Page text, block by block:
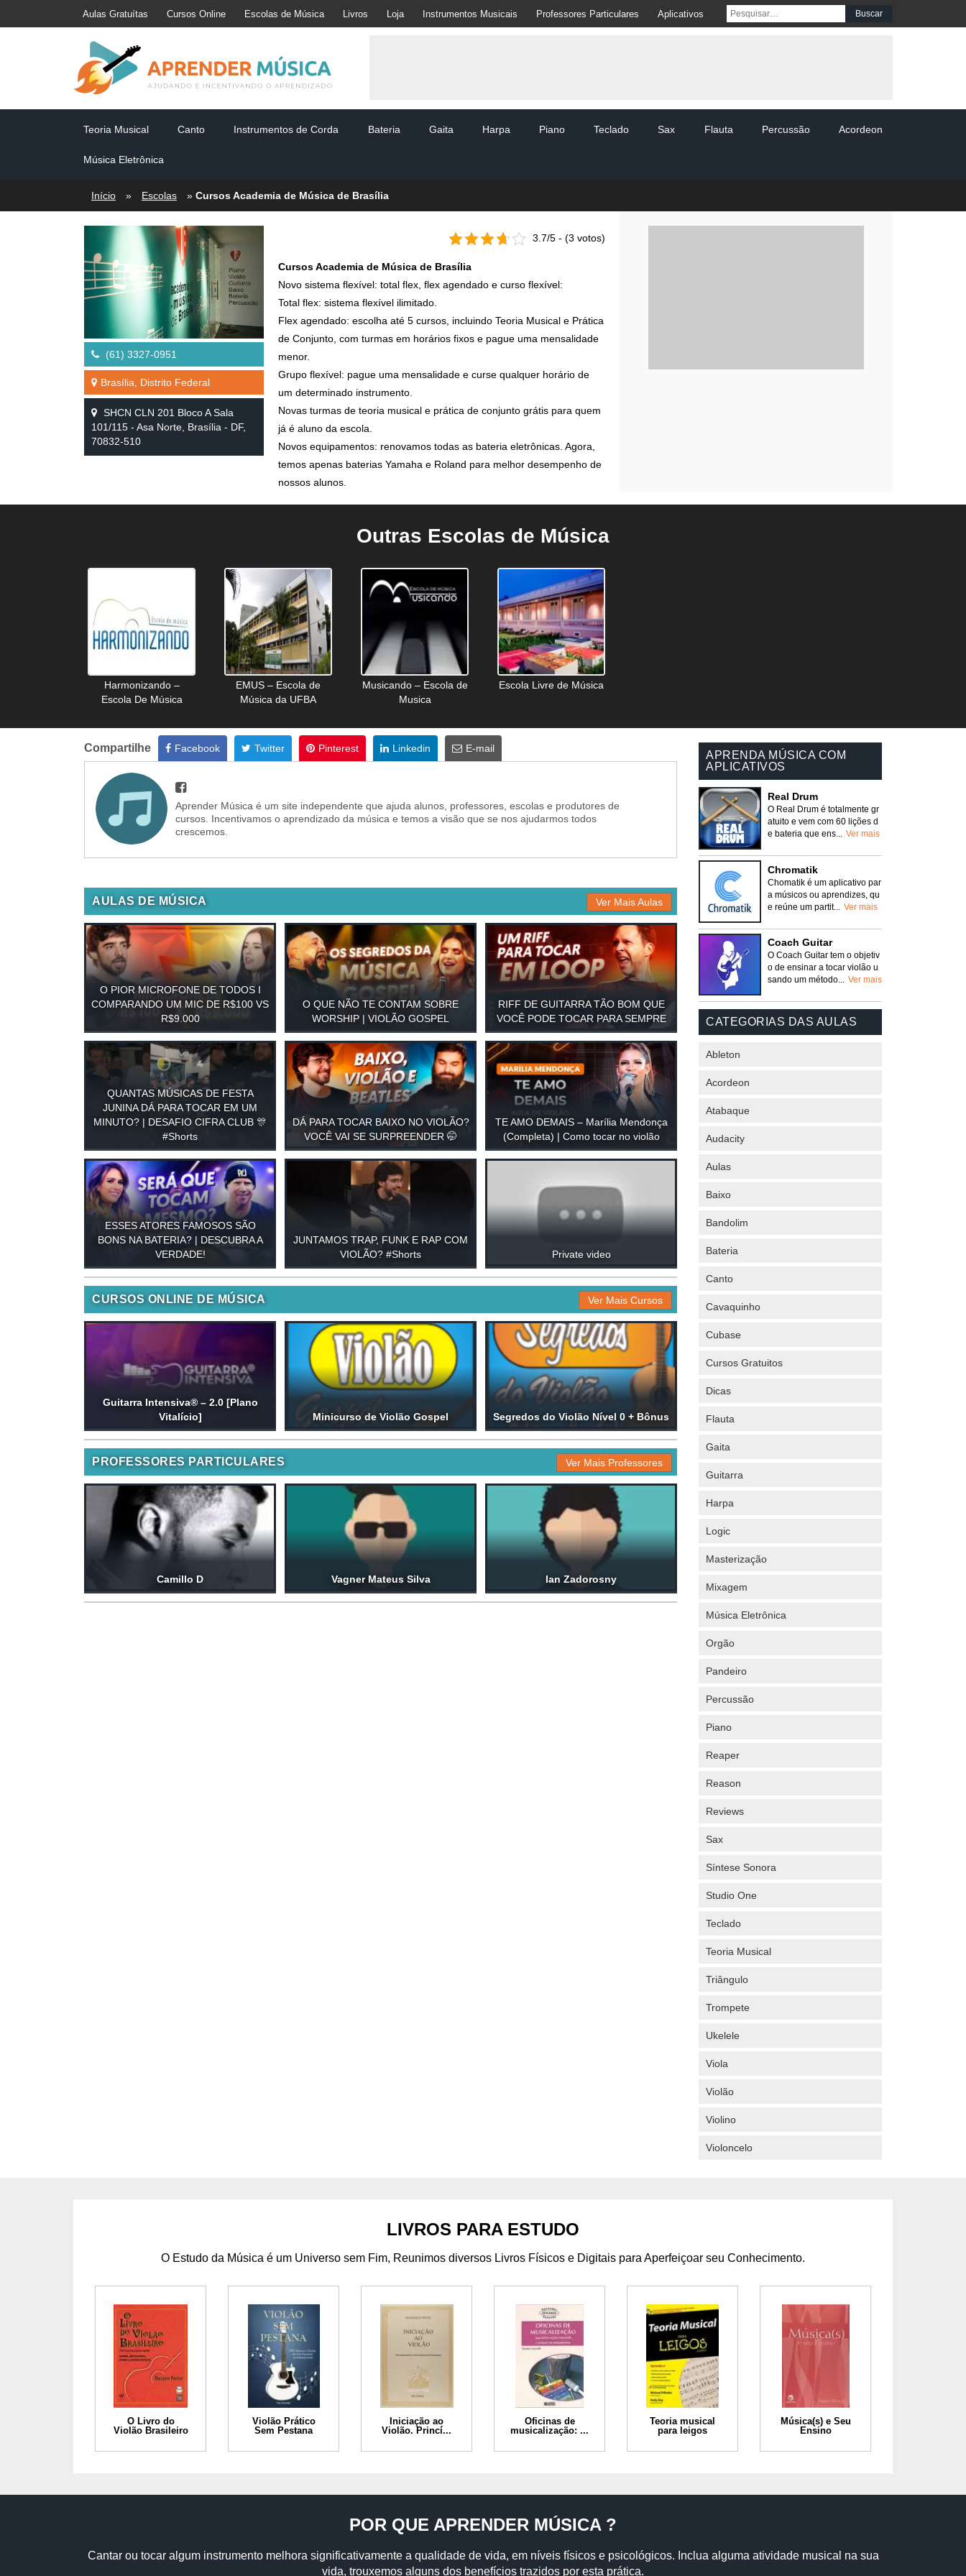
Aulas Gratuítas Cursos Online Escolas de Música Livros Loja Instrumentos Musicais Professores Particulares Aplicativos Pesquisar por:
Teoria Musical Canto Instrumentos de Corda Bateria Gaita Harpa Piano Teclado Sax Flauta Percussão Acordeon
Música Eletrônica
Início » Escolas » Cursos Academia de Música de Brasília
(61) 3327-0951
Brasília, Distrito Federal
SHCN CLN 201 Bloco A Sala
101/115 - Asa Norte, Brasília - DF,
70832-510
3.7/5 - (3 votos)
Cursos Academia de Música de Brasília
Novo sistema flexível: total flex, flex agendado e curso flexível:
Total flex: sistema flexível ilimitado.
Flex agendado: escolha até 5 cursos, incluindo Teoria Musical e Prática
de Conjunto, com turmas em horários fixos e pague uma mensalidade
menor.
Grupo flexível: pague uma mensalidade e curse qualquer horário de
um determinado instrumento.
Novas turmas de teoria musical e prática de conjunto grátis para quem
já é aluno da escola.
​Novos equipamentos: renovamos todas as bateria eletrônicas. Agora,
temos apenas baterias Yamaha e Roland para melhor desempenho de
nossos alunos.
Outras Escolas de Música
Harmonizando –
Escola De Música
EMUS – Escola de
Música da UFBA
Musicando – Escola de
Musica
Escola Livre de Música
Compartilhe Facebook Twitter Pinterest Linkedin E-mail
Aprender Música é um site independente que ajuda alunos, professores, escolas e produtores de
cursos. Incentivamos o aprendizado da música e temos a visão que se nos ajudarmos todos
crescemos.
AULAS DE MÚSICA Ver Mais Aulas
O PIOR MICROFONE DE TODOS I
COMPARANDO UM MIC DE R$100 VS
R$9.000
O QUE NÃO TE CONTAM SOBRE
WORSHIP | VIOLÃO GOSPEL
RIFF DE GUITARRA TÃO BOM QUE
VOCÊ PODE TOCAR PARA SEMPRE
QUANTAS MÚSICAS DE FESTA
JUNINA DÁ PARA TOCAR EM UM
MINUTO? | DESAFIO CIFRA CLUB 🎊
#Shorts
DÁ PARA TOCAR BAIXO NO VIOLÃO?
VOCÊ VAI SE SURPREENDER 🤭
TE AMO DEMAIS – Marília Mendonça
(Completa) | Como tocar no violão
ESSES ATORES FAMOSOS SÃO
BONS NA BATERIA? | DESCUBRA A
VERDADE!
JUNTAMOS TRAP, FUNK E RAP COM
VIOLÃO? #Shorts
Private video
CURSOS ONLINE DE MÚSICA Ver Mais Cursos
Guitarra Intensiva® – 2.0 [Plano
Vitalício]
Minicurso de Violão Gospel Segredos do Violão Nível 0 + Bônus
PROFESSORES PARTICULARES Ver Mais Professores
Camillo D Vagner Mateus Silva Ian Zadorosny
APRENDA MÚSICA COM
APLICATIVOS
Real Drum
O Real Drum é totalmente gr
atuito e vem com 60 lições d
e bateria que ens... Ver mais
Chromatik
Chomatik é um aplicativo par
a músicos ou aprendizes, qu
e reúne um partit...
Ver mais
Coach Guitar
O Coach Guitar tem o objetiv
o de ensinar a tocar violão u
sando um método... Ver mais
CATEGORIAS DAS AULAS
Ableton
Acordeon
Atabaque
Audacity
Aulas
Baixo
Bandolim
Bateria
Canto
Cavaquinho
Cubase
Cursos Gratuitos
Dicas
Flauta
Gaita
Guitarra
Harpa
Logic
Masterização
Mixagem
Música Eletrônica
Orgão
Pandeiro
Percussão
Piano
Reaper
Reason
Reviews
Sax
Síntese Sonora
Studio One
Teclado
Teoria Musical
Triângulo
Trompete
Ukelele
Viola
Violão
Violino
Violoncelo
LIVROS PARA ESTUDO
O Estudo da Música é um Universo sem Fim, Reunimos diversos Livros Físicos e Digitais para Aperfeiçoar seu Conhecimento.
O Livro do
Violão Brasileiro
Violão Prático
Sem Pestana
Iniciação ao
Violão. Princí...
Oficinas de
musicalização: ...
Teoria musical
para leigos
Música(s) e Seu
Ensino
POR QUE APRENDER MÚSICA ?
Cantar ou tocar algum instrumento melhora significativamente a qualidade de vida, em níveis físicos e psicológicos. Inclua alguma atividade musical na sua
vida, trouxemos alguns dos benefícios trazidos por esta prática.